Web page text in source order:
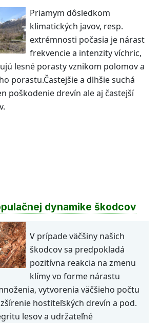
Priamym dôsledkom
klimatických javov, resp.
extrémnosti počasia je nárast
frekvencie a intenzity víchric,
lesné porasty vznikom polomov a
porastu.Častejšie a dlhšie suchá
poškodenie drevín ale aj častejší
dynamike škodcov
V prípade väčšiny našich
škodcov sa predpokladá
pozitívna reakcia na zmenu
klímy vo forme nárastu
vytvorenia väčšieho počtu
hostiteľských drevín a pod.
lesov a udržateľné